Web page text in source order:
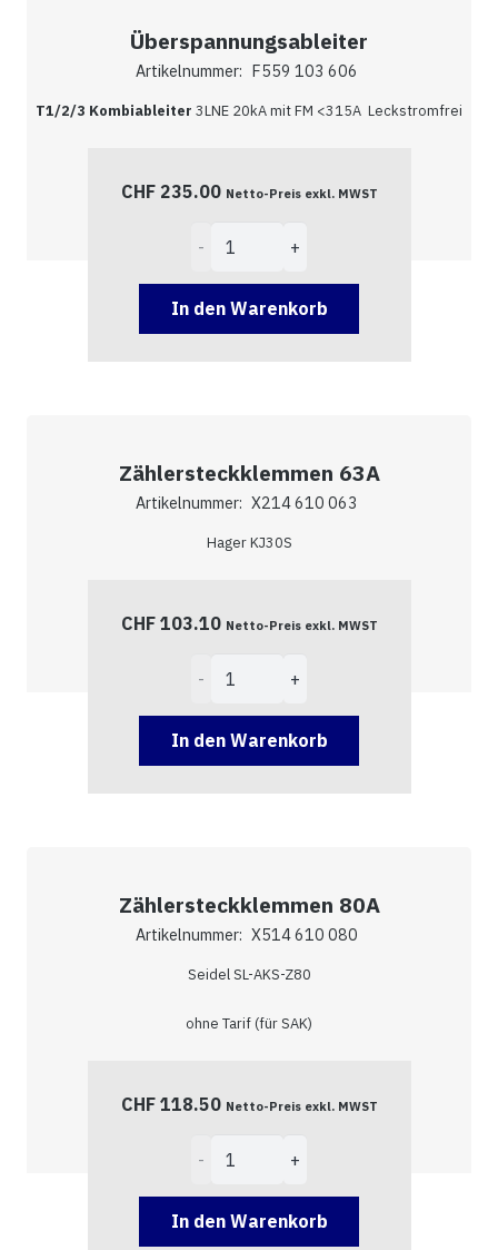
Überspannungsableiter
Artikelnummer: F559 103 606
T1/2/3 Kombiableiter 3LNE 20kA mit FM <315A Leckstromfrei
CHF235.00 Netto-Preis exkl. MWST
Überspannungsableiter
In den Warenkorb
Zählersteckklemmen 63A
Artikelnummer: X214 610 063
Hager KJ30S
CHF103.10 Netto-Preis exkl. MWST
Zählersteckklemmen
Menge
In den Warenkorb
Zählersteckklemmen 80A
Artikelnummer: X514 610 080
Seidel SL-AKS-Z80
ohne Tarif (für SAK)
CHF118.50 Netto-Preis exkl. MWST
Zählersteckklemmen
Menge
In den Warenkorb